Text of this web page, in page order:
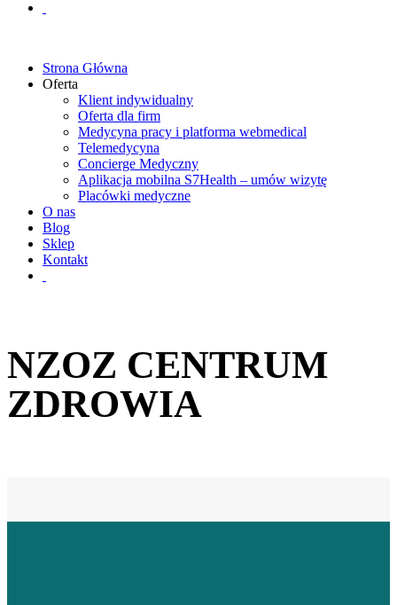
Strona Główna
Oferta
Klient indywidualny
Oferta dla firm
Medycyna pracy i platforma webmedical
Telemedycyna
Concierge Medyczny
Aplikacja mobilna S7Health – umów wizytę
Placówki medyczne
O nas
Blog
Sklep
Kontakt
NZOZ CENTRUM
ZDROWIA